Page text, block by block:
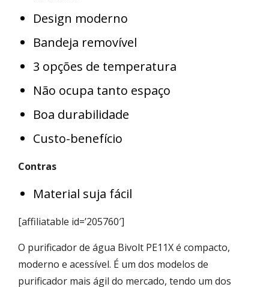
Design moderno
Bandeja removível
3 opções de temperatura
Não ocupa tanto espaço
Boa durabilidade
Custo-benefício
Contras
Material suja fácil
[affiliatable id=’205760′]
O purificador de água Bivolt PE11X é compacto,
moderno e acessível. É um dos modelos de
purificador mais ágil do mercado, tendo um dos